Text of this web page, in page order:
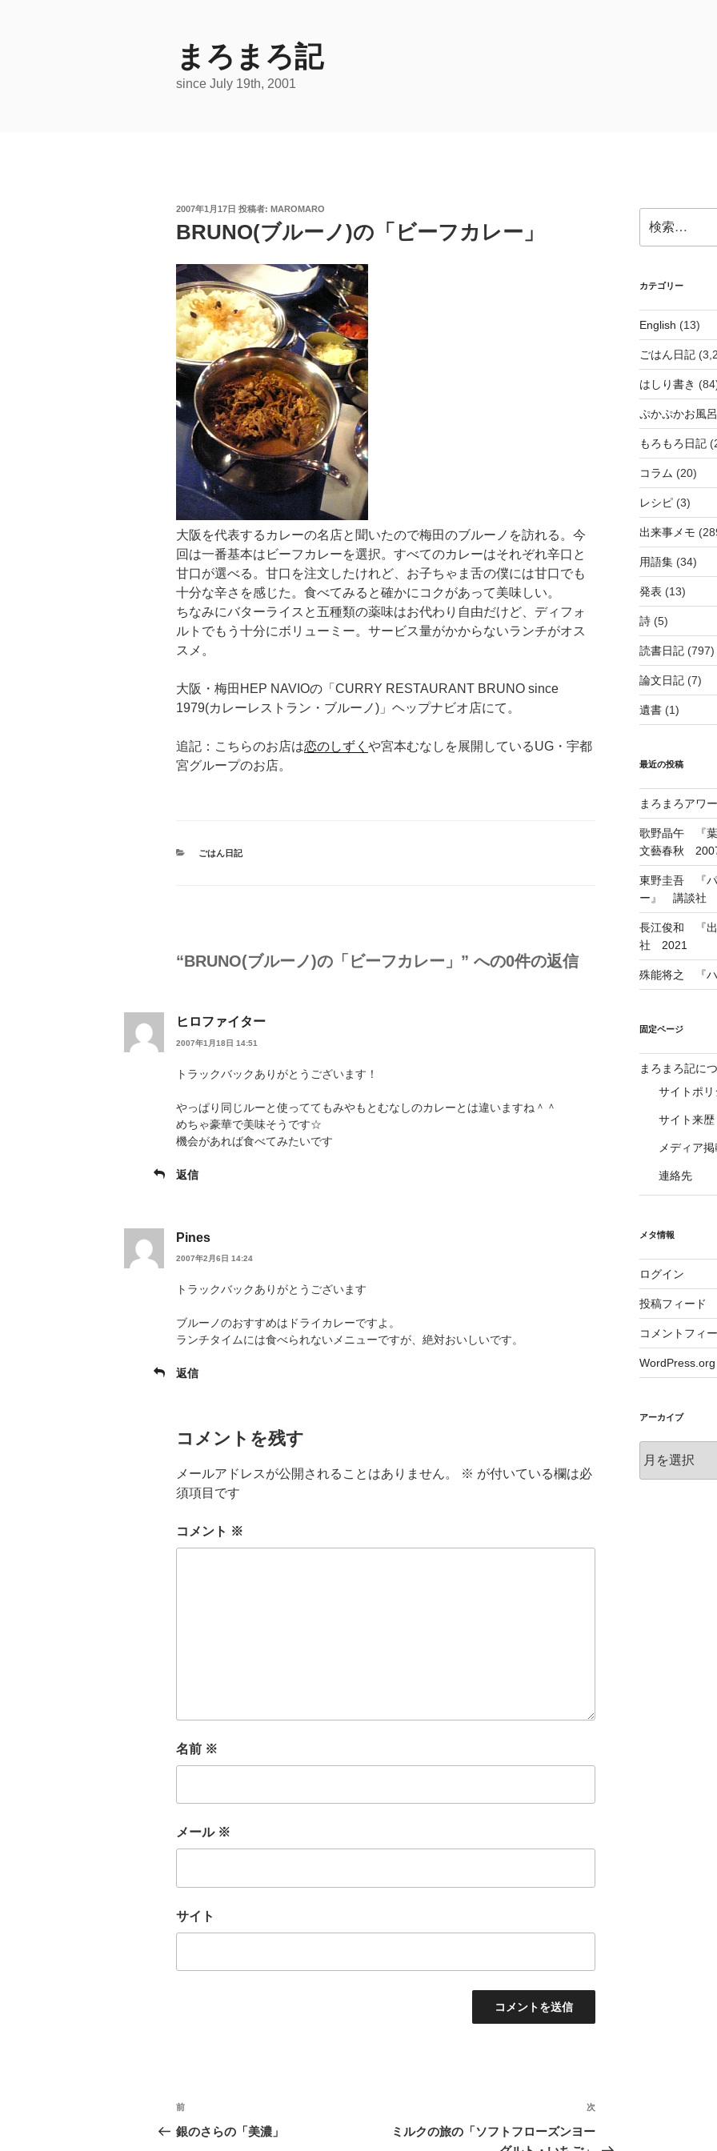
まろまろ記
since July 19th, 2001
投
日:
2007年1月17日 投稿者: MAROMARO
BRUNO(ブルーノ)の「ビーフカレー」
大阪を代表するカレーの名店と聞いたので梅田のブルーノを訪れる。今
回は一番基本はビーフカレーを選択。すべてのカレーはそれぞれ辛口と
甘口が選べる。甘口を注文したけれど、お子ちゃま舌の僕には甘口でも
十分な辛さを感じた。食べてみると確かにコクがあって美味しい。
ちなみにバターライスと五種類の薬味はお代わり自由だけど、ディフォ
ルトでもう十分にボリューミー。サービス量がかからないランチがオス
スメ。
大阪・梅田HEP NAVIOの「CURRY RESTAURANT BRUNO since
1979(カレーレストラン・ブルーノ)」ヘップナビオ店にて。
追記：こちらのお店は恋のしずく や宮本むなしを展開しているUG・宇都
宮グループのお店。
カ
ごはん日記
“BRUNO(ブルーノ)の「ビーフカレー」” への0件の返信
ヒロファイター
2007年1月18日 14:51
トラックバックありがとうございます！
やっぱり同じルーと使っててもみやもとむなしのカレーとは違いますね＾＾
めちゃ豪華で美味そうです☆
機会があれば食べてみたいです
返信
Pines
2007年2月6日 14:24
トラックバックありがとうございます
ブルーノのおすすめはドライカレーですよ。
ランチタイムには食べられないメニューですが、絶対おいしいです。
返信
コメントを残す
メールアドレスが公開されることはありません。 ※ が付いている欄は必
須項目です
コメント ※
名前 ※
メール ※
サイト
投
稿
前
の
前
銀のさらの「美濃」
次
の
投
次
ミルクの旅の「ソフトフローズンヨー
索:
カテゴリー
English (13)
ごはん日記
はしり書き
ぷかぷかお風
もろもろ日記
コラム (20)
レシピ(3)
出来事メモ
用語集(34)
発表 (13)
詩(5)
読書日記(797)
論文日記(7)
遺書(1)
最近の投稿
まろまろアワ
歌野晶午 『
文藝春秋
東野圭吾 『パ
ー』 講談社
長江俊和 『
社 2021
殊能将之 『
固定ページ
まろまろ記に
サイトポリ
サイト来歴
メディア
連絡先
メタ情報
ログイン
投稿フィード
コメントフィ
WordPress.org
アーカイブ
ー